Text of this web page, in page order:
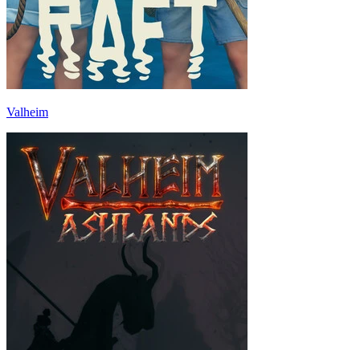
Valheim